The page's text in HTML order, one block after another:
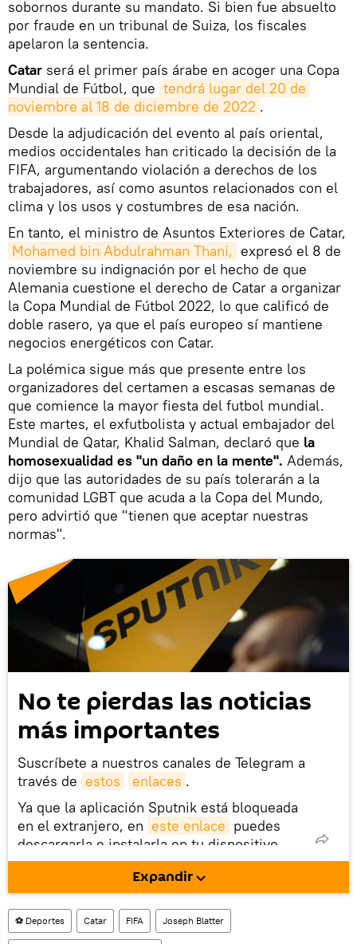
sobornos durante su mandato. Si bien fue absuelto
por fraude en un tribunal de Suiza, los fiscales
apelaron la sentencia.
Catar será el primer país árabe en acoger una Copa
Mundial de Fútbol, que tendrá lugar del 20 de
noviembre al 18 de diciembre de 2022 .
Desde la adjudicación del evento al país oriental,
medios occidentales han criticado la decisión de la
FIFA, argumentando violación a derechos de los
trabajadores, así como asuntos relacionados con el
clima y los usos y costumbres de esa nación.
En tanto, el ministro de Asuntos Exteriores de Catar,
Mohamed bin Abdulrahman Thani, expresó el 8 de
noviembre su indignación por el hecho de que
Alemania cuestione el derecho de Catar a organizar
la Copa Mundial de Fútbol 2022, lo que calificó de
doble rasero, ya que el país europeo sí mantiene
negocios energéticos con Catar.
La polémica sigue más que presente entre los
organizadores del certamen a escasas semanas de
que comience la mayor fiesta del futbol mundial.
Este martes, el exfutbolista y actual embajador del
Mundial de Qatar, Khalid Salman, declaró que la
homosexualidad es "un daño en la mente". Además,
dijo que las autoridades de su país tolerarán a la
comunidad LGBT que acuda a la Copa del Mundo,
pero advirtió que "tienen que aceptar nuestras
normas".
No te pierdas las noticias
más importantes
Suscríbete a nuestros canales de Telegram a
través de estos enlaces .
Ya que la aplicación Sputnik está bloqueada
en el extranjero, en este enlace puedes
descargarla e instalarla en tu dispositivo
móvil (¡solo para Android!).
También tenemos una cuenta en la red
social rusa VK .
Expandir
⚽ Deportes Catar FIFA Joseph Blatter